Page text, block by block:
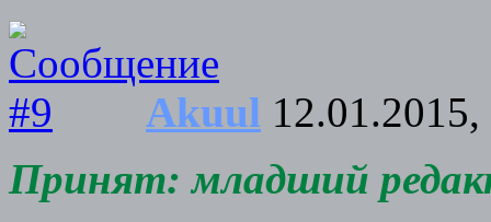
Akuul
Принят: младший